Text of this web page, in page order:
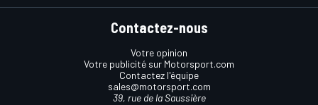
Contactez-nous
Votre opinion
Votre publicité sur Motorsport.com
Contactez l'équipe
sales@motorsport.com
39, rue de la Saussière